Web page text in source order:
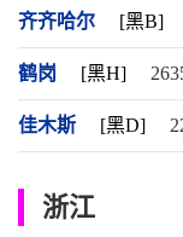
齐齐哈尔 [黑B]
鹤岗 [黑H]
佳木斯 [黑D]
浙江